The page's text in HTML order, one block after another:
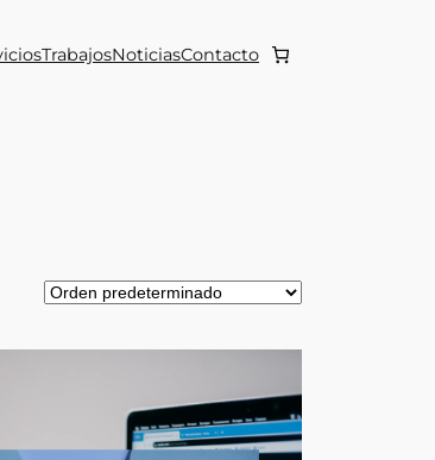
TrabajosNoticiasContacto